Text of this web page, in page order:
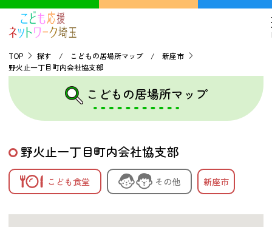
TOP
こどもの貧困について
探す
こどもの居場所マップ
TOP
探す / こどもの居場所マップ / 新座市
野火止一丁目町内会社協支部
こどもの居場所マップ
野火止一丁目町内会社協支部
こども食堂 その他 新座市